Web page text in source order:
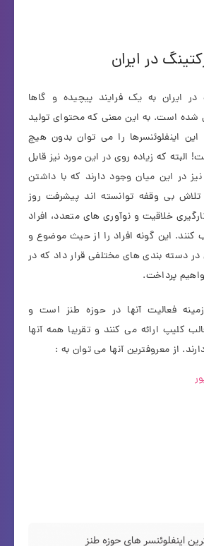
در ایران
در ایران به یک فرایند پیچیده و گاها
است. به این معنی که محتوای تولید
اینفلوئنسرها را می توان بدون هیچ
البته که زیاده روی در این مورد نیز قابل
در این میان وجود دارند که با داشتن
تلاش بی وقفه توانسته اند پیشرفت روز
خلاقیت و نوآوری های متعدد، افراد
کنند. این گونه افراد را از حیث موضوع و
در دسته بندی های مختلفی قرار داد که در
پرداخت.
زمینه فعالیت آنها در حوزه طنز است و
کلیپ ارائه می کنند و تقریبا همه آنها
از معروفترین آنها می توان به :